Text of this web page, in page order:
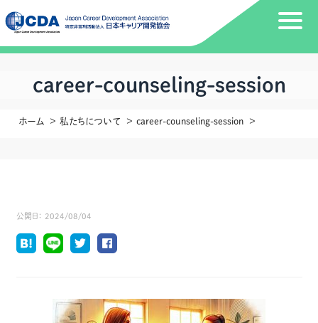
career-counseling-session
ホーム 私たちについて career-counseling-session
公開日： 2024/08/04